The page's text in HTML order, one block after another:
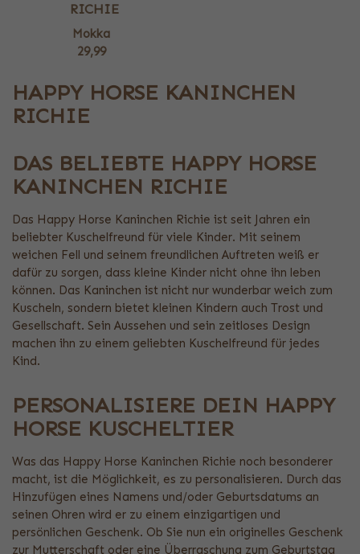
RICHIE
Mokka
29,99
HAPPY HORSE KANINCHEN
RICHIE
DAS BELIEBTE HAPPY HORSE
KANINCHEN RICHIE
Das Happy Horse Kaninchen Richie ist seit Jahren ein
beliebter Kuschelfreund für viele Kinder. Mit seinem
weichen Fell und seinem freundlichen Auftreten weiß er
dafür zu sorgen, dass kleine Kinder nicht ohne ihn leben
können. Das Kaninchen ist nicht nur wunderbar weich zum
Kuscheln, sondern bietet kleinen Kindern auch Trost und
Gesellschaft. Sein Aussehen und sein zeitloses Design
machen ihn zu einem geliebten Kuschelfreund für jedes
Kind.
PERSONALISIERE DEIN HAPPY
HORSE KUSCHELTIER
Was das Happy Horse Kaninchen Richie noch besonderer
macht, ist die Möglichkeit, es zu personalisieren. Durch das
Hinzufügen eines Namens und/oder Geburtsdatums an
seinen Ohren wird er zu einem einzigartigen und
persönlichen Geschenk. Ob Sie nun ein originelles Geschenk
zur Mutterschaft oder eine Überraschung zum Geburtstag